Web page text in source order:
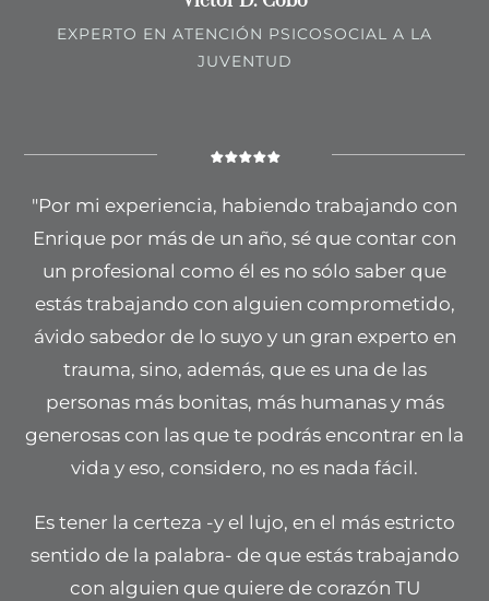
EXPERTO EN ATENCIÓN PSICOSOCIAL A LA
JUVENTUD
"Por mi experiencia, habiendo trabajando con
Enrique por más de un año, sé que contar con
un profesional como él es no sólo saber que
estás trabajando con alguien comprometido,
ávido sabedor de lo suyo y un gran experto en
trauma, sino, además, que es una de las
personas más bonitas, más humanas y más
generosas con las que te podrás encontrar en la
vida y eso, considero, no es nada fácil.
Es tener la certeza -y el lujo, en el más estricto
sentido de la palabra- de que estás trabajando
con alguien que quiere de corazón TU